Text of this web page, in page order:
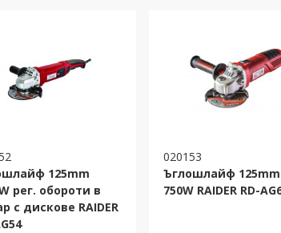
125mm
рег. обороти в
с дискове RAIDER
020153
Ъглошлайф 125mm
750W RAIDER RD-